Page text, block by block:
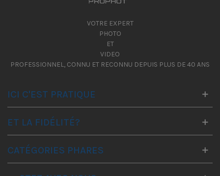
VOTRE EXPERT
PHOTO
ET
VIDEO
PROFESSIONNEL, CONNU ET RECONNU DEPUIS PLUS DE 40 ANS
ICI C'EST PRATIQUE
ET LA FIDÉLITÉ?
CATÉGORIES PHARES